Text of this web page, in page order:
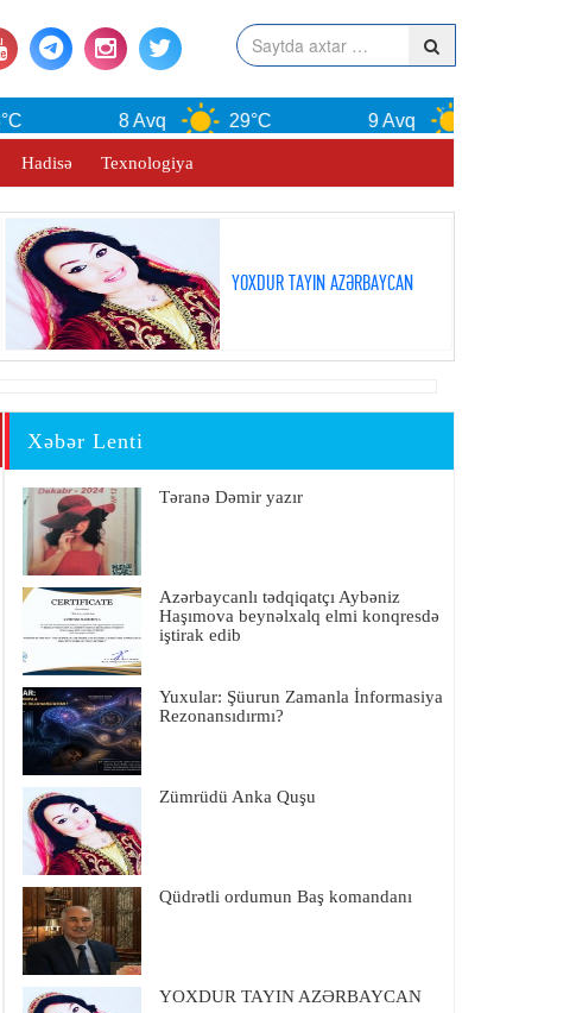
8 Avq 29°C 9 Avq
Hadisə Texnologiya
YOXDUR TAYIN AZƏRBAYCAN
Xəbər Lenti
Təranə Dəmir yazır
Azərbaycanlı tədqiqatçı Aybəniz
Haşımova beynəlxalq elmi konqresdə
iştirak edib
Yuxular: Şüurun Zamanla İnformasiya
Rezonansıdırmı?
Zümrüdü Anka Quşu
Qüdrətli ordumun Baş komandanı
YOXDUR TAYIN AZƏRBAYCAN